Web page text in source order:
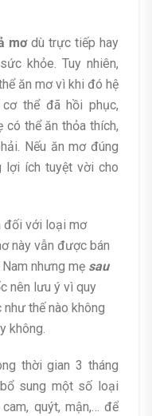
mơdù trực tiếp hay
khỏe. Tuy nhiên,
ăn mơ vì khi đó hệ
thể đã hồi phục,
có thể ăn thỏa thích,
Nếu ăn mơ đúng
lợi ích tuyệt vời cho
đối với loại mơ
này vẫn được bán
nhưng mẹ sau
nên lưu ý vì quy
thế nào không
không.
thời gian 3 tháng
sung một số loại
quýt, mận,… để